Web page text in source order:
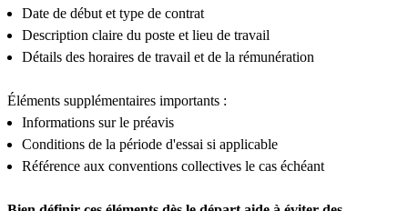
Date de début et type de contrat
Description claire du poste et lieu de travail
Détails des horaires de travail et de la rémunération
Éléments supplémentaires importants :
Informations sur le préavis
Conditions de la période d'essai si applicable
Référence aux conventions collectives le cas échéant